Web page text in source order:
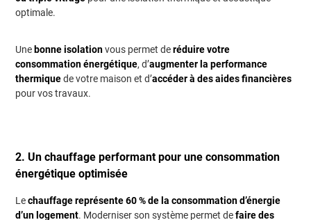
optimale.
Une bonne isolationvous permet deréduire votre
consommation énergétique, d’augmenter la performance
thermiquede votre maison et d’accéder à des aides financières
pour vos travaux.
2. Un chauffage performant pour une consommation
énergétique optimisée
Lechauffage représente 60 % de la consommation d’énergie
d’un logement. Moderniser son système permet defaire des